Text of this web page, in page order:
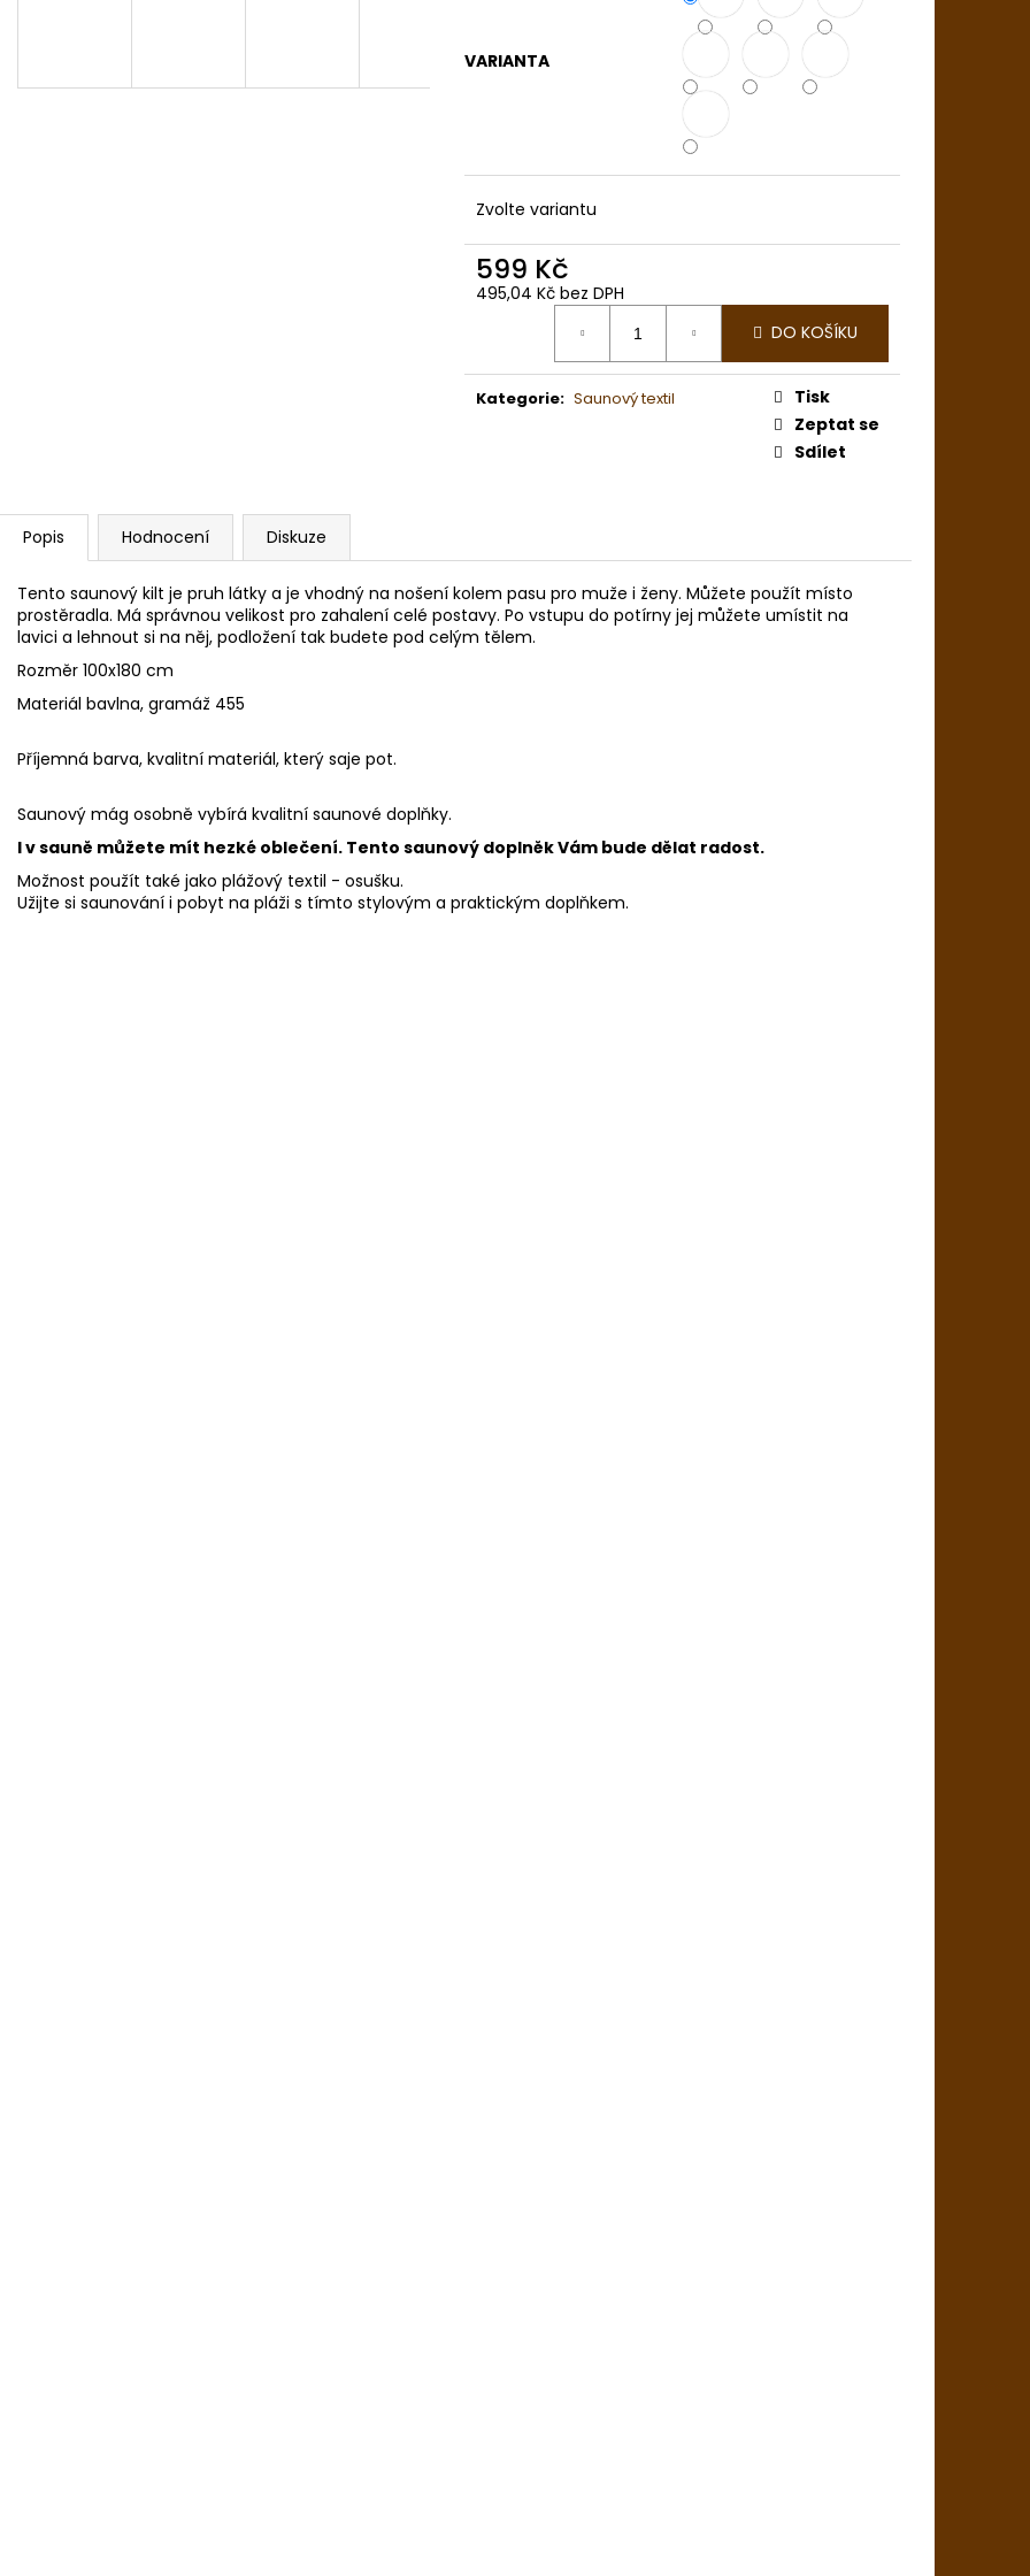
VARIANTA
Zvolte variantu
599 Kč
495,04 Kč bez DPH
DO KOŠÍKU
Kategorie: Saunový textil
Tisk
Zeptat se
Sdílet
Popis Hodnocení Diskuze
Tento saunový kilt je pruh látky a je vhodný na nošení kolem pasu pro muže i ženy. Můžete použít místo
prostěradla. Má správnou velikost pro zahalení celé postavy. Po vstupu do potírny jej můžete umístit na
lavici a lehnout si na něj, podložení tak budete pod celým tělem.
Rozměr 100x180 cm
Materiál bavlna, gramáž 455
Příjemná barva, kvalitní materiál, který saje pot.
Saunový mág osobně vybírá kvalitní saunové doplňky.
I v sauně můžete mít hezké oblečení. Tento saunový doplněk Vám bude dělat radost.
Možnost použít také jako plážový textil - osušku.
Užijte si saunování i pobyt na pláži s tímto stylovým a praktickým doplňkem.
MÁVACÍ RUČNÍK SAUNOVÉHO MISTRA -